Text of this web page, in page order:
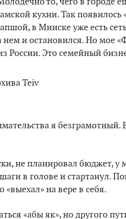
кухни. Так
в Минске уже есть
нем и остановился. Но мое
России. Это семейный
я безграмотный.
не планировал бюджет, у
в голове и стартанул.
«выехал» на вере в себя.
«абы як», но другого